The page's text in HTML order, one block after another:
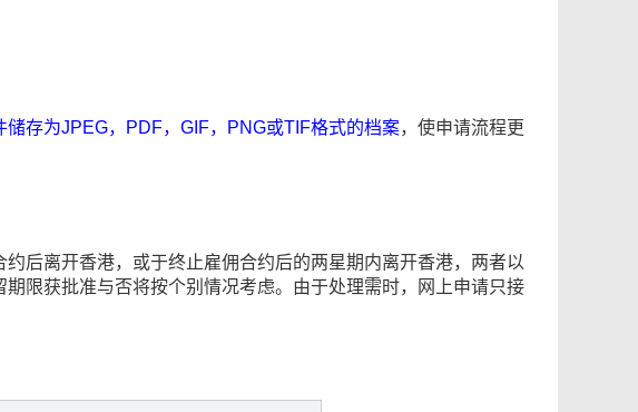
储存为JPEG，PDF，GIF，PNG或TIF格式的档案，使申请流程更
后离开香港，或于终止雇佣合约后的两星期内离开香港，两者以
限获批准与否将按个别情况考虑。由于处理需时，网上申请只接